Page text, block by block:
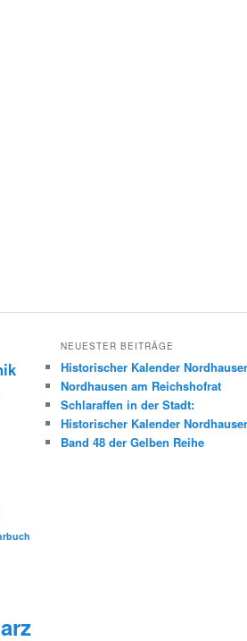
NEUESTER BEITRÄGE
Historischer Kalender
Nordhausen am Reichshofrat
Schlaraffen in der Stadt:
Historischer Kalender
Band 48 der Gelben Reihe